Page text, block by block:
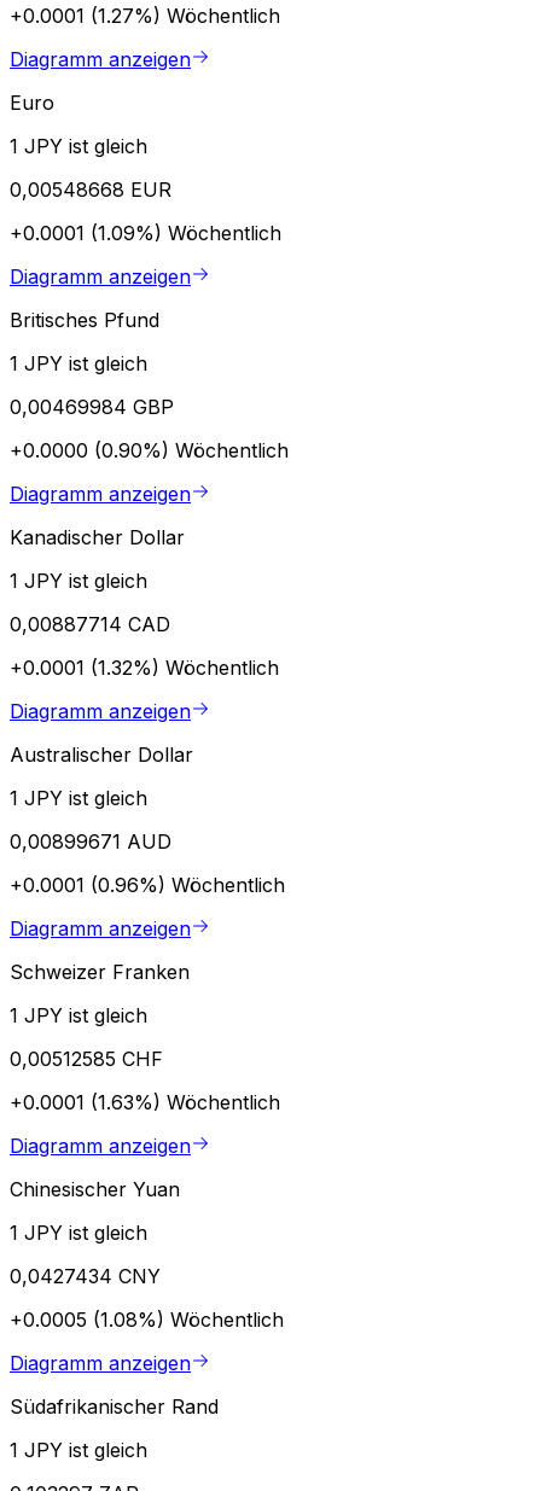
+0.0001 (1.27%) Wöchentlich
Diagramm anzeigen
Euro
1 JPY ist gleich
0,00548668 EUR
+0.0001 (1.09%) Wöchentlich
Diagramm anzeigen
Britisches Pfund
1 JPY ist gleich
0,00469984 GBP
+0.0000 (0.90%) Wöchentlich
Diagramm anzeigen
Kanadischer Dollar
1 JPY ist gleich
0,00887714 CAD
+0.0001 (1.32%) Wöchentlich
Diagramm anzeigen
Australischer Dollar
1 JPY ist gleich
0,00899671 AUD
+0.0001 (0.96%) Wöchentlich
Diagramm anzeigen
Schweizer Franken
1 JPY ist gleich
0,00512585 CHF
+0.0001 (1.63%) Wöchentlich
Diagramm anzeigen
Chinesischer Yuan
1 JPY ist gleich
0,0427434 CNY
+0.0005 (1.08%) Wöchentlich
Diagramm anzeigen
Südafrikanischer Rand
1 JPY ist gleich